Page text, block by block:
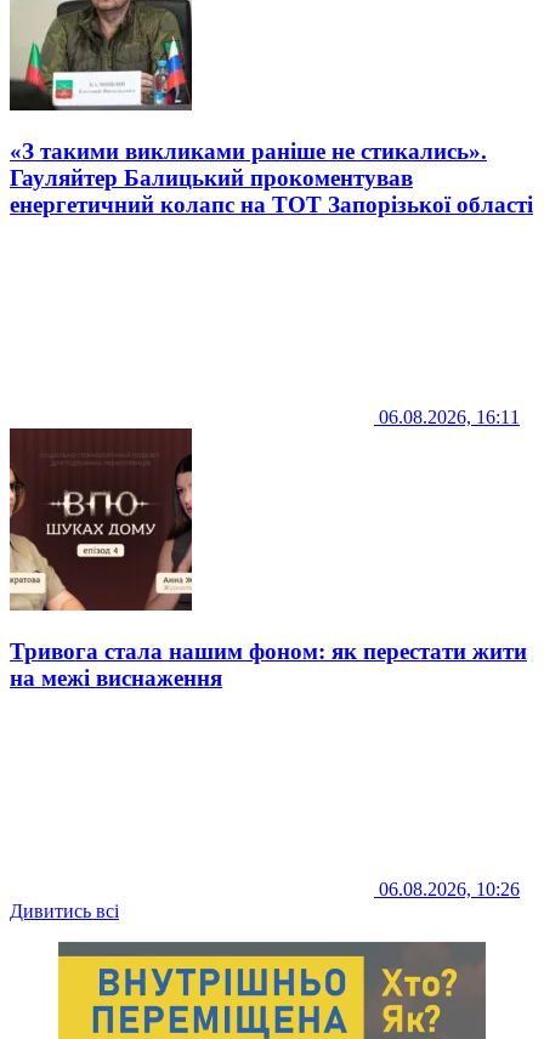
«З такими викликами раніше не стикались».
Гауляйтер Балицький прокоментував
енергетичний колапс на ТОТ Запорізької області
06.08.2026, 16:11
Тривога стала нашим фоном: як перестати жити
на межі виснаження
06.08.2026, 10:26
Дивитись всі